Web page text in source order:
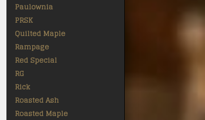
Paulownia
PRSK
Quilted Maple
Rampage
Red Special
RG
Rick
Roasted Ash
Roasted Maple